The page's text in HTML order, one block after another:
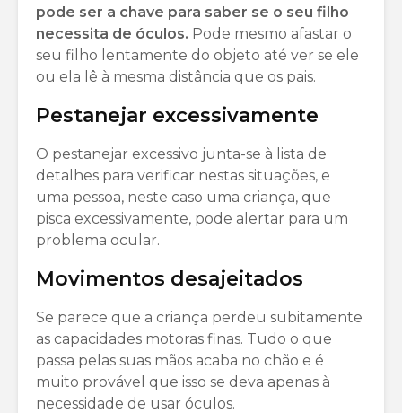
pode ser a chave para saber se o seu filho
necessita de óculos. Pode mesmo afastar o
seu filho lentamente do objeto até ver se ele
ou ela lê à mesma distância que os pais.
Pestanejar excessivamente
O pestanejar excessivo junta-se à lista de
detalhes para verificar nestas situações, e
uma pessoa, neste caso uma criança, que
pisca excessivamente, pode alertar para um
problema ocular.
Movimentos desajeitados
Se parece que a criança perdeu subitamente
as capacidades motoras finas. Tudo o que
passa pelas suas mãos acaba no chão e é
muito provável que isso se deva apenas à
necessidade de usar óculos.